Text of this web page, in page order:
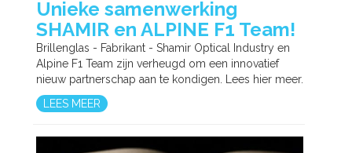
Unieke samenwerking
SHAMIR en ALPINE F1 Team!
Brillenglas - Fabrikant - Shamir Optical Industry en
Alpine F1 Team zijn verheugd om een innovatief
nieuw partnerschap aan te kondigen. Lees hier meer.
LEES MEER